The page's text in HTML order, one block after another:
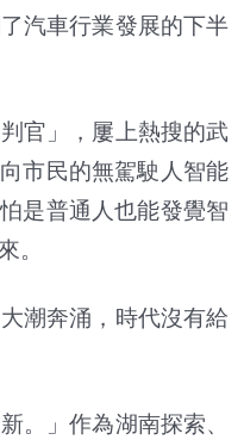
汽車行業發展的下半
官」，屢上熱搜的武
市民的無駕駛人智能
是普通人也能發覺智
。
潮奔涌，時代沒有給
。」作為湖南探索、